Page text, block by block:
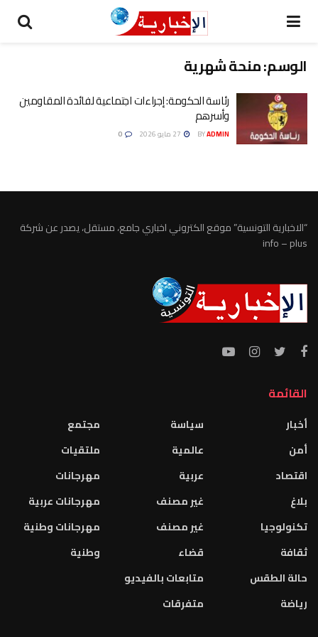
الوسم:منحة شهرية
رئاسة الحكومة: إجراءات اجتماعية لفائدة المقاومين
وأسرهم
BYADMIN
“الاخبارية التونسية” موقع الكتروني اخباري جامع، مستقل، يصدر عن شركة
info – plus
القائمة
أخبار
أمن
اقتصاد
بلاغ
تكنولوجيا
ثقافة
حالة الطقس
رياضة
سياسة
عالمية
عربية
غير مصنف
غير مصنف
قضاء
متابعات بالفيديو
متفرقات
مجتمع
ملتقيات
مهرجانات
مهرجانات عربية
مهرجانات وطنية
وطنية